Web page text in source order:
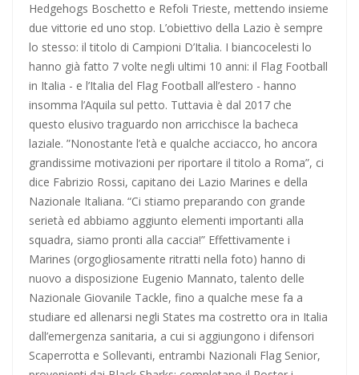
Escursionismo, Lazio sul pezzo anche in questa estate
torrida
Calcio a 5, un gradito ritorno: Serapiglia
Hedgehogs Boschetto e Refoli Trieste, mettendo insieme
due vittorie ed uno stop. L’obiettivo della Lazio è sempre
lo stesso: il titolo di Campioni D’Italia. I biancocelesti lo
hanno già fatto 7 volte negli ultimi 10 anni: il Flag Football
in Italia - e l’Italia del Flag Football all’estero - hanno
insomma l’Aquila sul petto. Tuttavia è dal 2017 che
questo elusivo traguardo non arricchisce la bacheca
laziale. ”Nonostante l’età e qualche acciacco, ho ancora
grandissime motivazioni per riportare il titolo a Roma”, ci
dice Fabrizio Rossi, capitano dei Lazio Marines e della
Nazionale Italiana. “Ci stiamo preparando con grande
serietà ed abbiamo aggiunto elementi importanti alla
squadra, siamo pronti alla caccia!” Effettivamente i
Marines (orgogliosamente ritratti nella foto) hanno di
nuovo a disposizione Eugenio Mannato, talento delle
Nazionale Giovanile Tackle, fino a qualche mese fa a
studiare ed allenarsi negli States ma costretto ora in Italia
dall’emergenza sanitaria, a cui si aggiungono i difensori
Scaperrotta e Sollevanti, entrambi Nazionali Flag Senior,